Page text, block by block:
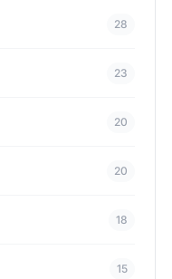
28
23
20
20
18
15